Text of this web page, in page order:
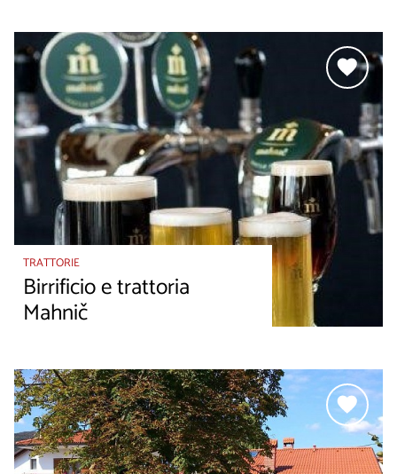
TRATTORIE
Birrificio e trattoria
Mahnič